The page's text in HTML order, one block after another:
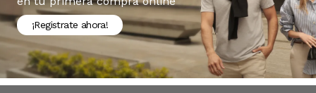
¡Registrate ahora!